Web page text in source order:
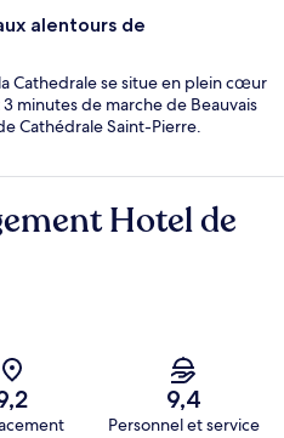
alentours de
Cathedrale se situe en plein cœur
minutes de marche de Beauvais
Cathédrale Saint-Pierre.
Hotel de
9,4
Personnel et service